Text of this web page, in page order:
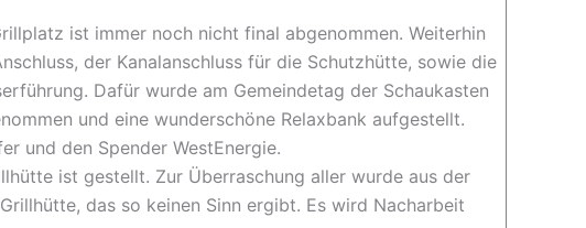
ist immer noch nicht final abgenommen. Weiterhin
der Kanalanschluss für die Schutzhütte, sowie die
Dafür wurde am Gemeindetag der Schaukasten
und eine wunderschöne Relaxbank aufgestellt.
und den Spender WestEnergie.
ist gestellt. Zur Überraschung aller wurde aus der
das so keinen Sinn ergibt. Es wird Nacharbeit